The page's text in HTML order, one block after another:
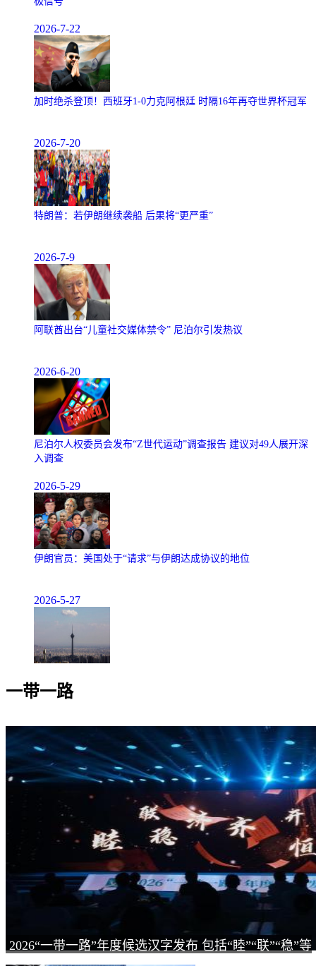
2026-7-22
加时绝杀登顶！西班牙1-0力克阿根廷 时隔16年再夺世界杯冠军
2026-7-20
特朗普：若伊朗继续袭船 后果将“更严重”
2026-7-9
阿联酋出台“儿童社交媒体禁令” 尼泊尔引发热议
2026-6-20
尼泊尔人权委员会发布“Z世代运动”调查报告 建议对49人展开深
入调查
2026-5-29
伊朗官员：美国处于“请求”与伊朗达成协议的地位
2026-5-27
一带一路
2026“一带一路”年度候选汉字发布 包括“睦”“联”“稳”等